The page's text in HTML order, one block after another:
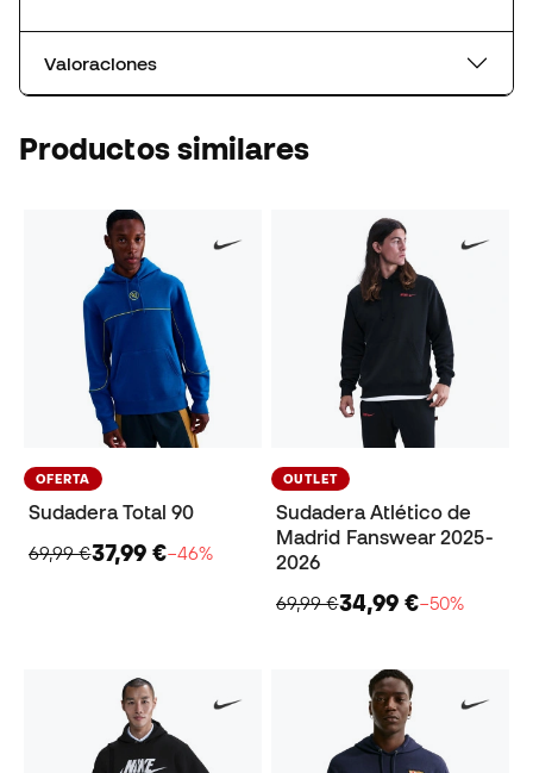
Valoraciones
Productos similares
OFERTA
Sudadera Total 90
69,99 €37,99 €−46%
OUTLET
Sudadera Atlético de
Madrid Fanswear 2025-
2026
69,99 €34,99 €−50%